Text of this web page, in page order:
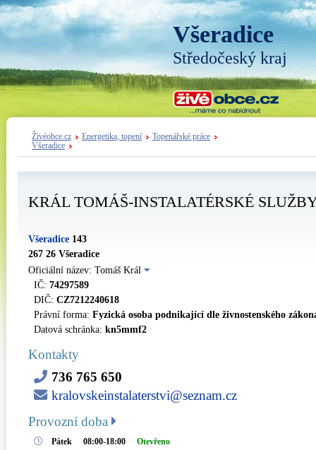
Všeradice
Středočeský kraj
Živéobce.cz Energetika, topení
Topenářské práce
Všeradice
KRÁL TOMÁŠ-INSTALATÉRSKÉ
Všeradice 143
267 26 Všeradice
Oficiální název: Tomáš Král
IČ: 74297589
DIČ: CZ7212240618
Právní forma: Fyzická osoba podnikající dle živnostenského
Datová schránka: kn5mmf2
Kontakty
736 765 650
kralovskeinstalaterstvi@seznam.cz
Provozní doba
Pátek 08:00-18:00 Otevřeno